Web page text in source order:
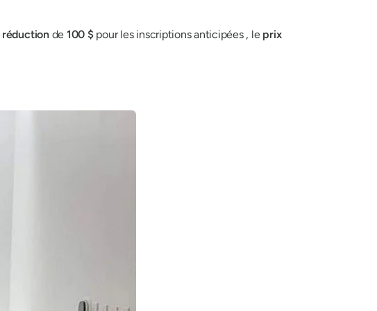
réduction de 100 $pour les inscriptions anticipées , le prix